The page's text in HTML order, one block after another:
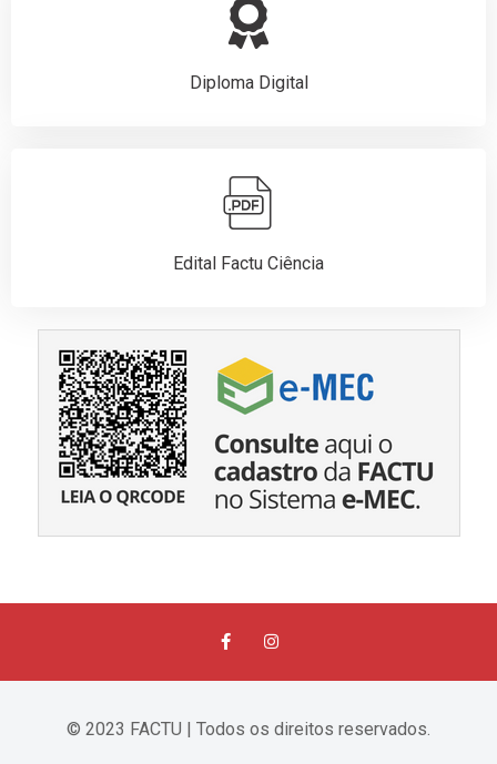
Diploma Digital
Edital Factu Ciência
© 2023 FACTU | Todos os direitos reservados.